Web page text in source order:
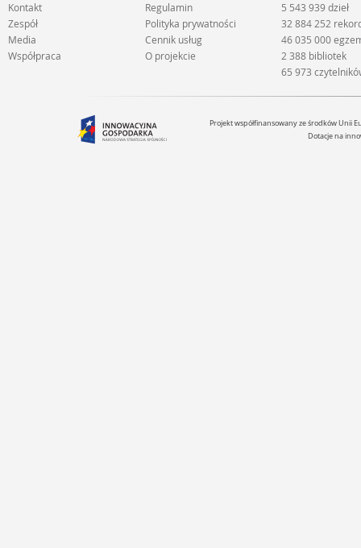
Kontakt
Zespół
Media
Współpraca
Regulamin
Polityka prywatności
Cennik usług
O projekcie
5 543 939 dzieł
32 884 252
46 035 000
2 388 bibliotek
65 973
Projekt współfinansowany ze środków Unii
Dotacje na